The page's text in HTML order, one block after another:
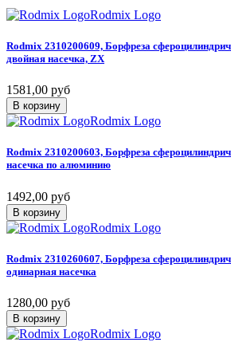
Rodmix Logo
Rodmix 2310200609, Борфреза
двойная насечка, ZX
1581,00 руб
В корзину
Rodmix Logo
Rodmix 2310200603, Борфреза
насечка по алюминию
1492,00 руб
В корзину
Rodmix Logo
Rodmix 2310260607, Борфреза
одинарная насечка
1280,00 руб
В корзину
Rodmix Logo